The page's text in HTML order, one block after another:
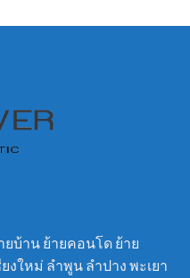
ยบ้าน ย้ายคอนโด ย้าย
งใหม่ ลำพูน ลำปาง พะเยา